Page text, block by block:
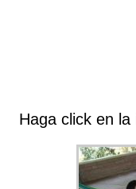
Haga click en